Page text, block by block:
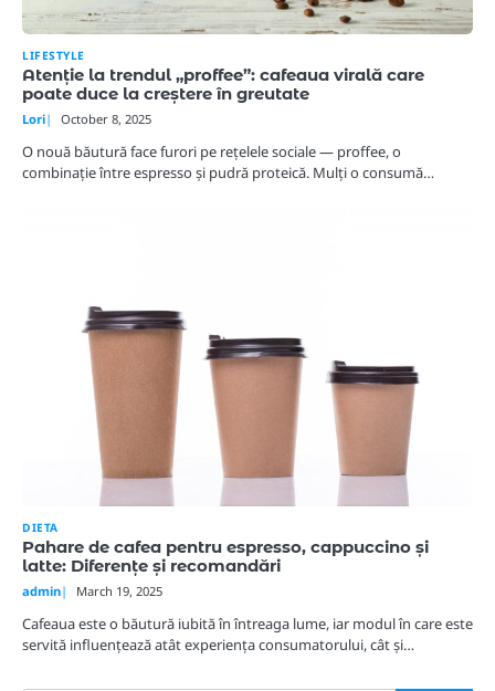
LIFESTYLE
Atenție la trendul „proffee”: cafeaua virală care
poate duce la creștere în greutate
Lori October 8, 2025
O nouă băutură face furori pe rețelele sociale — proffee, o
combinație între espresso și pudră proteică. Mulți o consumă…
DIETA
Pahare de cafea pentru espresso, cappuccino și
latte: Diferențe și recomandări
admin March 19, 2025
Cafeaua este o băutură iubită în întreaga lume, iar modul în care este
servită influențează atât experiența consumatorului, cât și…